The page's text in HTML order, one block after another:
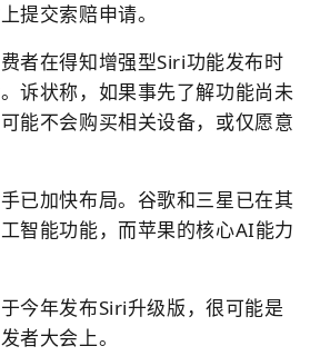
提交索赔申请。
者在得知增强型Siri功能发布时
诉状称，如果事先了解功能尚未
能不会购买相关设备，或仅愿意
已加快布局。谷歌和三星已在其
智能功能，而苹果的核心AI能力
今年发布Siri升级版，很可能是
者大会上。